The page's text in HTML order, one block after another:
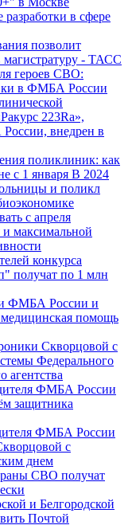
разработки в сфере
позволит
магистратуру - ТАСС
героев СВО:
в ФМБА России
223Ra»,
внедрен в
поликлиник: как
с 1 января В 2024
и поликл
с апреля
и максимальной
конкурса
получат по 1 млн
ФМБА России и
помощь
Скворцовой с
Федерального
агентства
ФМБА России
защитника
ФМБА России
с
днем
СВО получат
и Белгородской
Почтой